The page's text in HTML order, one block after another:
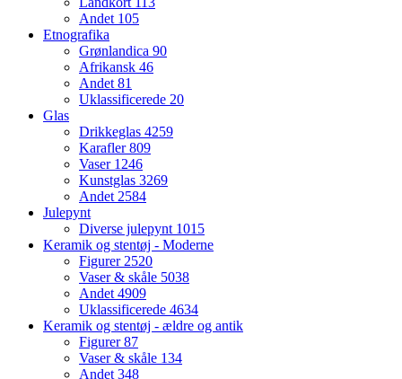
Andet 105
Etnografika
Grønlandica 90
Afrikansk 46
Andet81
Uklassificerede 20
Glas
Drikkeglas 4259
Karafler809
Vaser 1246
Kunstglas 3269
Andet2584
Julepynt
Diverse julepynt 1015
Keramik og stentøj - Moderne
Figurer2520
Vaser & skåle 5038
Andet4909
Uklassificerede 4634
Keramik og stentøj - ældre og antik
Figurer87
Vaser & skåle 134
Andet348